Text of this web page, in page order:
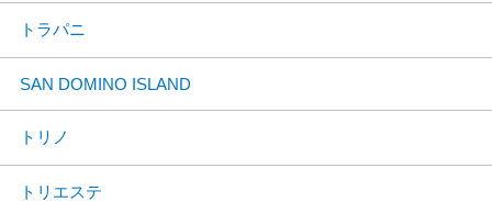
トラパニ
SAN DOMINO ISLAND
トリノ
トリエステ